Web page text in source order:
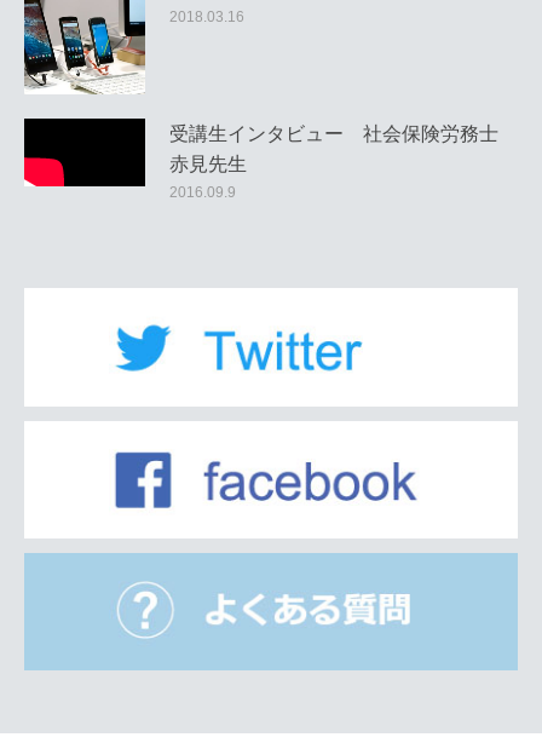
2018.03.16
受講生インタビュー 社会保険労務士
赤見先生
2016.09.9